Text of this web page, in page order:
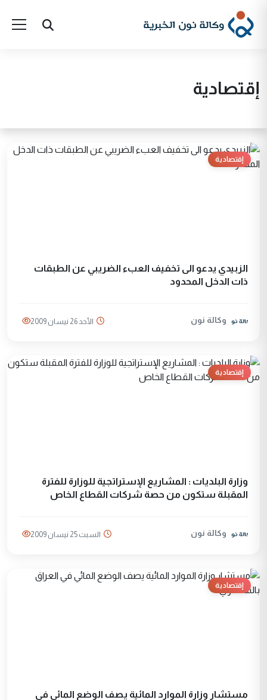
إقتصادية
إقتصادية
الزبيدي يدعو الى تخفيف العبء الضريبي عن الطبقات
ذات الدخل المحدود
وكالة نون الأحد 26 نيسان 2009
إقتصادية
وزارة البلديات : المشاريع الإستراتجية للوزارة للفترة
المقبلة ستكون من حصة شركات القطاع الخاص
وكالة نون السبت 25 نيسان 2009
إقتصادية
مستشار وزارة الموارد المائية يصف الوضع المائي في